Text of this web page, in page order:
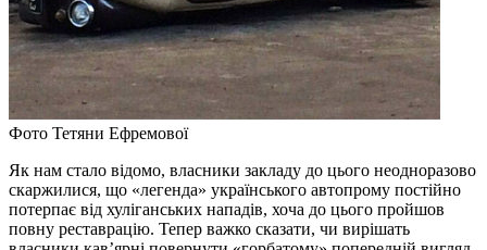
Фото Тетяни Ефремової
Як нам стало відомо, власники закладу до цього неодноразово
скаржилися, що «легенда» українського автопрому постійно
потерпає від хуліганських нападів, хоча до цього пройшов
повну реставрацію. Тепер важко сказати, чи вирішать